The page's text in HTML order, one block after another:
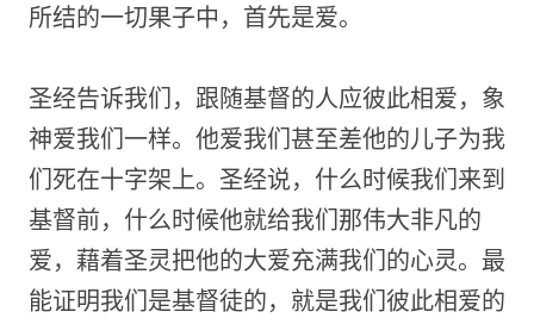
所结的一切果子中，首先是爱。
圣经告诉我们，跟随基督的人应彼此相爱，象
神爱我们一样。他爱我们甚至差他的儿子为我
们死在十字架上。圣经说，什么时候我们来到
基督前，什么时候他就给我们那伟大非凡的
爱，藉着圣灵把他的大爱充满我们的心灵。最
能证明我们是基督徒的，就是我们彼此相爱的